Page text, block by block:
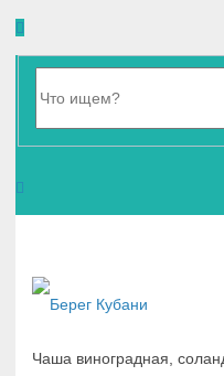
Чаша виноградная,